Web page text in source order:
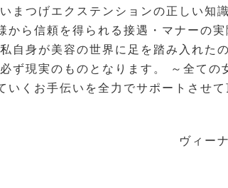
まつげエクステンションの正しい知
ら信頼を得られる接遇・マナーの
自身が美容の世界に足を踏み入れた
ず現実のものとなります。 ～全て
くお手伝いを全力でサポートさせて
ヴィー